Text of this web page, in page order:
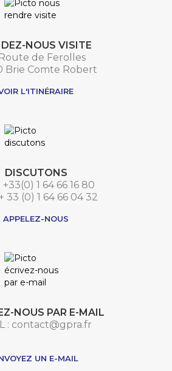
NOUS VISITE
de Ferolles
Brie Comte Robert
L'ITINÉRAIRE
DISCUTONS
+33(0) 1 64 66 16 80
33 (0) 1 64 66 04 32
APPELEZ-NOUS
NOUS PAR E-MAIL
: contact@gpra.fr
UN E-MAIL